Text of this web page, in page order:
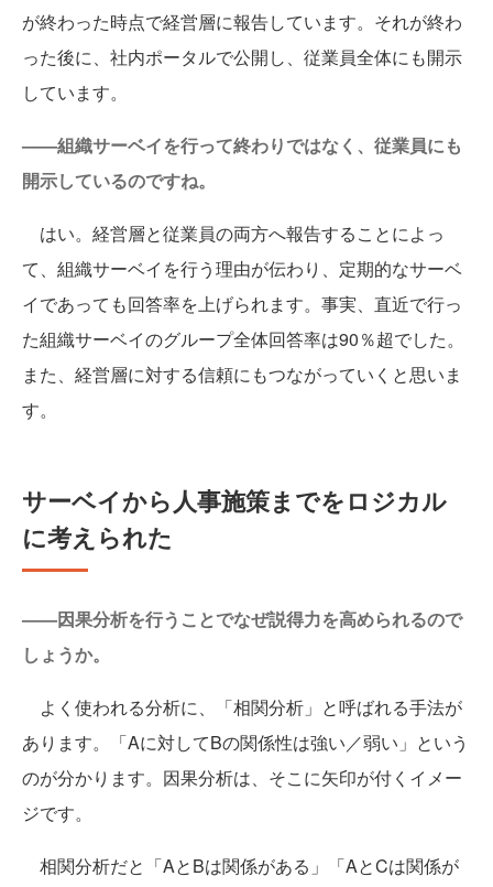
が終わった時点で経営層に報告しています。それが終わ
った後に、社内ポータルで公開し、従業員全体にも開示
しています。
——組織サーベイを行って終わりではなく、従業員にも
開示しているのですね。
はい。経営層と従業員の両方へ報告することによっ
て、組織サーベイを行う理由が伝わり、定期的なサーベ
イであっても回答率を上げられます。事実、直近で行っ
た組織サーベイのグループ全体回答率は90％超でした。
また、経営層に対する信頼にもつながっていくと思いま
す。
サーベイから人事施策までをロジカル
に考えられた
——因果分析を行うことでなぜ説得力を高められるので
しょうか。
よく使われる分析に、「相関分析」と呼ばれる手法が
あります。「Aに対してBの関係性は強い／弱い」という
のが分かります。因果分析は、そこに矢印が付くイメー
ジです。
相関分析だと「AとBは関係がある」「AとCは関係が